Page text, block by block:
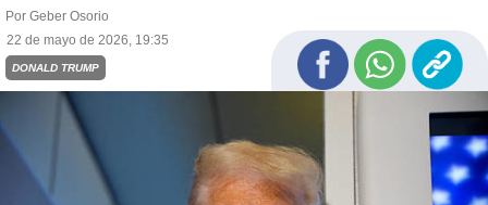
Por Geber Osorio
22 de mayo de 2026, 19:35
DONALD TRUMP